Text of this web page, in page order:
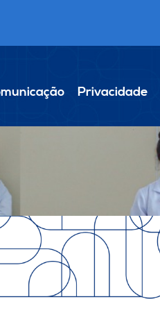
Privacidade